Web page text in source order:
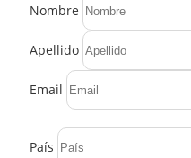
Nombre
Apellido
Email
País